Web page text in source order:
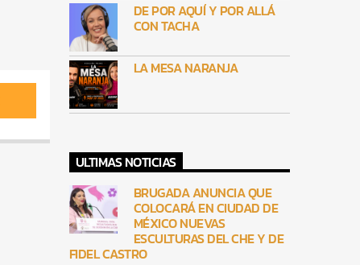
DE POR AQUÍ Y POR ALLÁ
CON TACHA
LA MESA NARANJA
ULTIMAS NOTICIAS
BRUGADA ANUNCIA QUE
COLOCARÁ EN CIUDAD DE
MÉXICO NUEVAS
ESCULTURAS DEL CHE Y DE
FIDEL CASTRO